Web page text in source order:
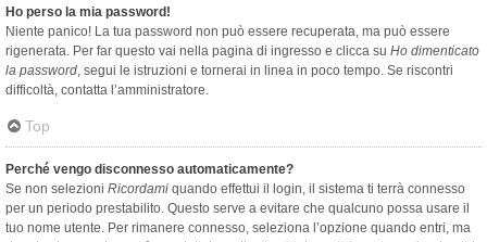
Ho perso la mia password!
Niente panico! La tua password non può essere recuperata, ma può essere
rigenerata. Per far questo vai nella pagina di ingresso e clicca su Ho dimenticato
la password, segui le istruzioni e tornerai in linea in poco tempo. Se riscontri
difficoltà, contatta l’amministratore.
Top
Perché vengo disconnesso automaticamente?
Se non selezioni Ricordami quando effettui il login, il sistema ti terrà connesso
per un periodo prestabilito. Questo serve a evitare che qualcuno possa usare il
tuo nome utente. Per rimanere connesso, seleziona l’opzione quando entri, ma